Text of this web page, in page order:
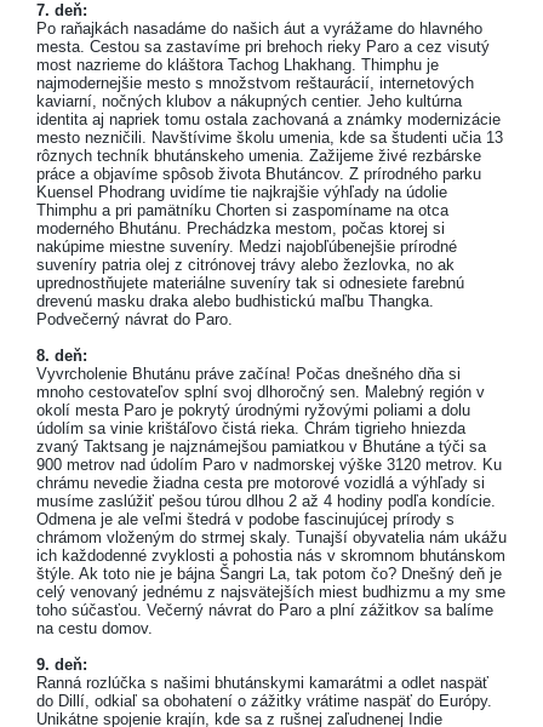
7. deň:
Po raňajkách nasadáme do našich áut a vyrážame do hlavného
mesta. Cestou sa zastavíme pri brehoch rieky Paro a cez visutý
most nazrieme do kláštora Tachog Lhakhang. Thimphu je
najmodernejšie mesto s množstvom reštaurácií, internetových
kaviarní, nočných klubov a nákupných centier. Jeho kultúrna
identita aj napriek tomu ostala zachovaná a známky modernizácie
mesto nezničili. Navštívime školu umenia, kde sa študenti učia 13
rôznych techník bhutánskeho umenia. Zažijeme živé rezbárske
práce a objavíme spôsob života Bhutáncov. Z prírodného parku
Kuensel Phodrang uvidíme tie najkrajšie výhľady na údolie
Thimphu a pri pamätníku Chorten si zaspomíname na otca
moderného Bhutánu. Prechádzka mestom, počas ktorej si
nakúpime miestne suveníry. Medzi najobľúbenejšie prírodné
suveníry patria olej z citrónovej trávy alebo žezlovka, no ak
uprednostňujete materiálne suveníry tak si odnesiete farebnú
drevenú masku draka alebo budhistickú maľbu Thangka.
Podvečerný návrat do Paro.
8. deň:
Vyvrcholenie Bhutánu práve začína! Počas dnešného dňa si
mnoho cestovateľov splní svoj dlhoročný sen. Malebný región v
okolí mesta Paro je pokrytý úrodnými ryžovými poliami a dolu
údolím sa vinie krištáľovo čistá rieka. Chrám tigrieho hniezda
zvaný Taktsang je najznámejšou pamiatkou v Bhutáne a týči sa
900 metrov nad údolím Paro v nadmorskej výške 3120 metrov. Ku
chrámu nevedie žiadna cesta pre motorové vozidlá a výhľady si
musíme zaslúžiť pešou túrou dlhou 2 až 4 hodiny podľa kondície.
Odmena je ale veľmi štedrá v podobe fascinujúcej prírody s
chrámom vloženým do strmej skaly. Tunajší obyvatelia nám ukážu
ich každodenné zvyklosti a pohostia nás v skromnom bhutánskom
štýle. Ak toto nie je bájna Šangri La, tak potom čo? Dnešný deň je
celý venovaný jednému z najsvätejších miest budhizmu a my sme
toho súčasťou. Večerný návrat do Paro a plní zážitkov sa balíme
na cestu domov.
9. deň:
Ranná rozlúčka s našimi bhutánskymi kamarátmi a odlet naspäť
do Dillí, odkiaľ sa obohatení o zážitky vrátime naspäť do Európy.
Unikátne spojenie krajín, kde sa z rušnej zaľudnenej Indie